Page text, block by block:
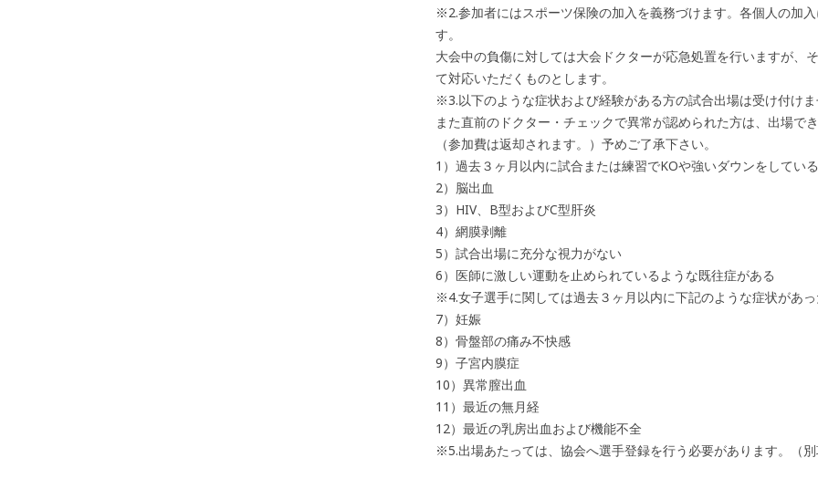
※2.参加者にはスポーツ保険の加入を義務づけます。各個人の加
す。
大会中の負傷に対しては大会ドクターが応急処置を行いますが、
て対応いただくものとします。
※3.以下のような症状および経験がある方の試合出場は受け付け
また直前のドクター・チェックで異常が認められた方は、出場で
（参加費は返却されます。）予めご了承下さい。
1）過去３ヶ月以内に試合または練習でKOや強いダウンをしてい
2）脳出血
3）HIV、B型およびC型肝炎
4）網膜剥離
5）試合出場に充分な視力がない
6）医師に激しい運動を止められているような既往症がある
※4.女子選手に関しては過去３ヶ月以内に下記のような症状があ
7）妊娠
8）骨盤部の痛み不快感
9）子宮内膜症
10）異常膣出血
11）最近の無月経
12）最近の乳房出血および機能不全
※5.出場あたっては、協会へ選手登録を行う必要があります。（